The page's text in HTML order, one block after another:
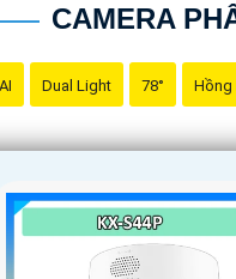
CAMERA
AI Dual Light 78° Hồng